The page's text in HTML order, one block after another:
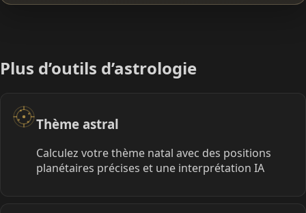
Plus d’outils d’astrologie
Thème astral
Calculez votre thème natal avec des positions
planétaires précises et une interprétation IA